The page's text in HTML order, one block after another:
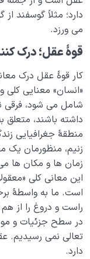
دارد؛ مثلاً
می ورزد.
قوۀ عقل؛ درک
کار قوۀ عقل درک
«انسان» معنایی
شامل می شود، فرقی
داشته باشند، متعلق
منطقۀ جغرافیایی
زنیم، منظورمان
زمان ها و مکان ها
این معانی کلی
است. ما به واسطۀ
راست و دروغ را از
در سطح جزئیات و
تعالی نمی رسیدیم.
دارد.